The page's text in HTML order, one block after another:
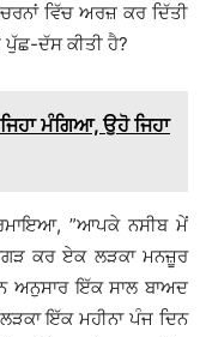
ਵਿੱਚ ਅਰਜ਼ ਕਰ ਦਿੱਤੀ
ਦੱਸ ਕੀਤੀ ਹੈ?
ਮੰਗਿਆ, ਉਹੋ ਜਿਹਾ
”ਆਪਕੇ ਨਸੀਬ ਮੇਂ
ਕਰ ਏਕ ਲੜਕਾ ਮਨਜ਼ੂਰ
ਅਨੁਸਾਰ ਇੱਕ ਸਾਲ ਬਾਅਦ
ਇੱਕ ਮਹੀਨਾ ਪੰਜ ਦਿਨ